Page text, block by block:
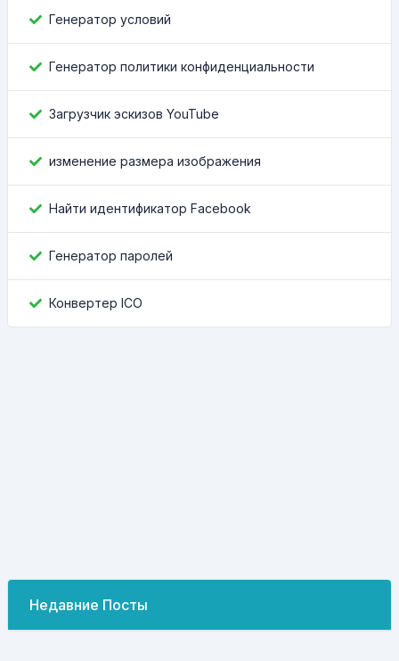
Генератор условий
Генератор политики конфиденциальности
Загрузчик эскизов YouTube
изменение размера изображения
Найти идентификатор Facebook
Генератор паролей
Конвертер ICO
Недавние Посты